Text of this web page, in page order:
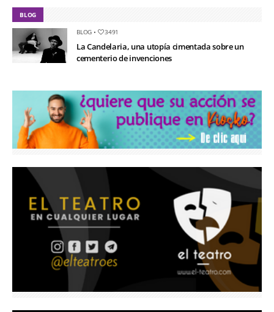
BLOG
BLOG • 3491
La Candelaria, una utopía cimentada sobre un
cementerio de invenciones